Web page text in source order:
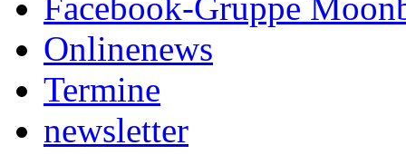
Facebook-Gruppe
Onlinenews
Termine
newsletter